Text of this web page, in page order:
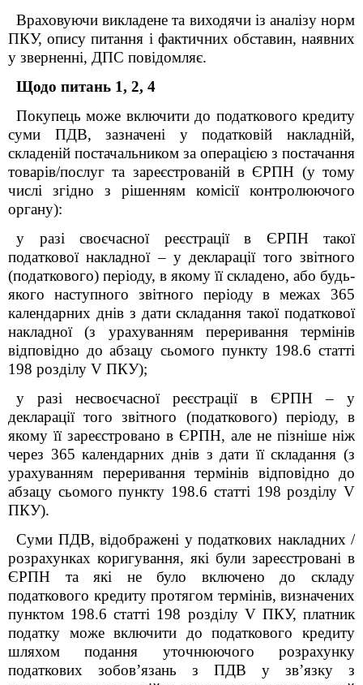
Враховуючи викладене та виходячи із аналізу норм
ПКУ, опису питання і фактичних обставин, наявних
у зверненні, ДПС повідомляє.
Щодо питань 1, 2, 4
Покупець може включити до податкового кредиту
суми ПДВ, зазначені у податковій накладній,
складеній постачальником за операцією з постачання
товарів/послуг та зареєстрованій в ЄРПН (у тому
числі згідно з рішенням комісії контролюючого
органу):
у разі своєчасної реєстрації в ЄРПН такої
податкової накладної – у декларації того звітного
(податкового) періоду, в якому її складено, або будь-
якого наступного звітного періоду в межах 365
календарних днів з дати складання такої податкової
накладної (з урахуванням переривання термінів
відповідно до абзацу сьомого пункту 198.6 статті
198 розділу V ПКУ);
у разі несвоєчасної реєстрації в ЄРПН – у
декларації того звітного (податкового) періоду, в
якому її зареєстровано в ЄРПН, але не пізніше ніж
через 365 календарних днів з дати її складання (з
урахуванням переривання термінів відповідно до
абзацу сьомого пункту 198.6 статті 198 розділу V
ПКУ).
Суми ПДВ, відображені у податкових накладних /
розрахунках коригування, які були зареєстровані в
ЄРПН та які не було включено до складу
податкового кредиту протягом термінів, визначених
пунктом 198.6 статті 198 розділу V ПКУ, платник
податку може включити до податкового кредиту
шляхом подання уточнюючого розрахунку
податкових зобов’язань з ПДВ у зв’язку з